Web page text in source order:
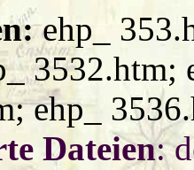
ehp_
3532.htm;
ehp_
Dateien: